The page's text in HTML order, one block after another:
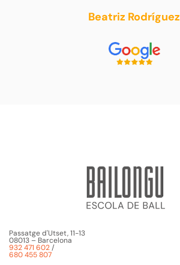
Beatriz Rodríguez
Passatge d'Utset, 11-13
08013 – Barcelona
932 471 602/
680 455 807